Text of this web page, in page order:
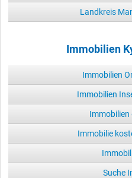
Landkreis
Immobilien
Immobilien
Immobilien
Immobilien
Immobilie
Suche